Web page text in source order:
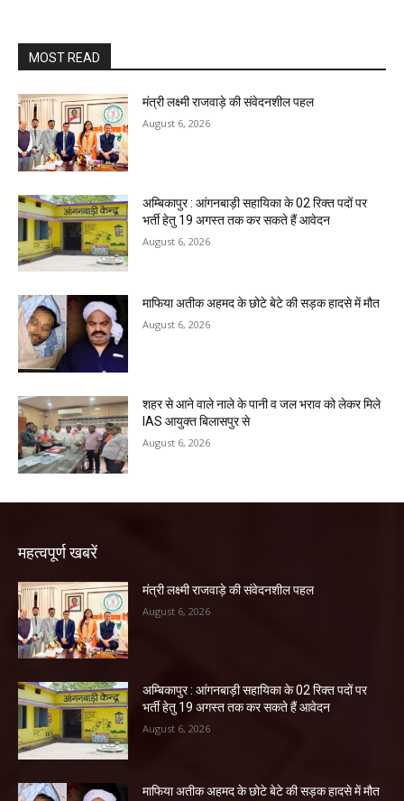
MOST READ
मंत्री लक्ष्मी राजवाड़े की संवेदनशील पहल
August 6, 2026
अम्बिकापुर : आंगनबाड़ी सहायिका के 02 रिक्त पदों पर
भर्ती हेतु 19 अगस्त तक कर सकते हैं आवेदन
August 6, 2026
माफिया अतीक अहमद के छोटे बेटे की सड़क हादसे में मौत
August 6, 2026
शहर से आने वाले नाले के पानी व जल भराव को लेकर मिले
IAS आयुक्त बिलासपुर से
August 6, 2026
महत्वपूर्ण खबरें
मंत्री लक्ष्मी राजवाड़े की संवेदनशील पहल
August 6, 2026
अम्बिकापुर : आंगनबाड़ी सहायिका के 02 रिक्त पदों पर
भर्ती हेतु 19 अगस्त तक कर सकते हैं आवेदन
August 6, 2026
माफिया अतीक अहमद के छोटे बेटे की सड़क हादसे में मौत